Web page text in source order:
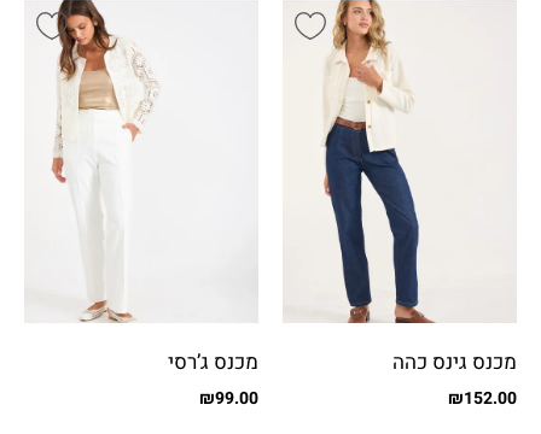
מכנס גינס כהה
₪152.00
מכנס ג’רסי
₪99.00